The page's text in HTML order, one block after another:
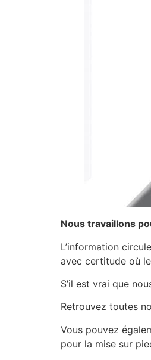
Nous travaillons
L’information
avec certitude où
S’il est vrai que
Retrouvez toutes
Vous pouvez
pour la mise sur